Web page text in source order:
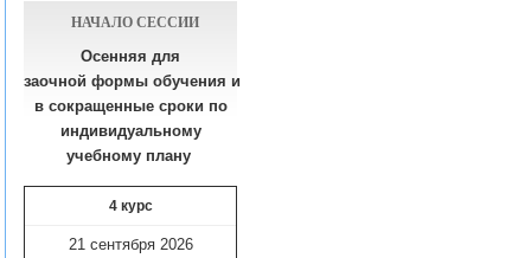
НАЧАЛО СЕССИИ
Осенняя для
заочной формы обучения и
в сокращенные сроки по
индивидуальному
учебному плану​
4 курс
21 сентября 2026